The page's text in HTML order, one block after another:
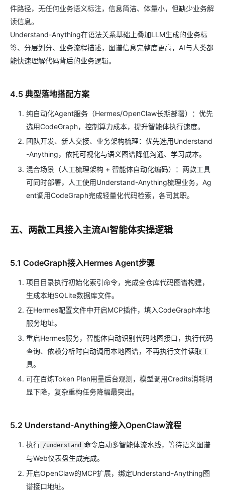
件路径，无任何业务语义标注，信息简洁、体量小，但缺少业务解
读信息。
Understand-Anything在语法关系基础上叠加LLM生成的业务标
签、分层划分、业务流程描述，图谱信息完整度更高，AI与人类都
能快速理解代码背后的业务逻辑。
4.5 典型落地搭配方案
纯自动化Agent服务（Hermes/OpenClaw长期部署）：优先
选用CodeGraph，控制算力成本，提升智能体执行速度。
团队开发、新人交接、业务架构梳理：优先选用Understand
-Anything，依托可视化与语义图谱降低沟通、学习成本。
混合场景（人工梳理架构 + 智能体自动化编码）：两款工具
可同时部署，人工使用Understand-Anything梳理业务，Ag
ent调用CodeGraph完成轻量化代码检索，各司其职。
五、两款工具接入主流AI智能体实操逻辑
5.1 CodeGraph接入Hermes Agent步骤
项目目录执行初始化索引命令，完成全仓库代码图谱构建，
生成本地SQLite数据库文件。
在Hermes配置文件中开启MCP插件，填入CodeGraph本地
服务地址。
重启Hermes服务，智能体自动识别代码地图接口，执行代码
查询、依赖分析时自动调用本地图谱，不再执行文件读取工
具。
可在百炼Token Plan用量后台观测，模型调用Credits消耗明
显下降，复杂重构任务降幅最突出。
5.2 Understand-Anything接入OpenClaw流程
执行 /understand 命令启动多智能体流水线，等待语义图谱
与Web仪表盘生成完成。
开启OpenClaw的MCP扩展，绑定Understand-Anything图
谱接口地址。